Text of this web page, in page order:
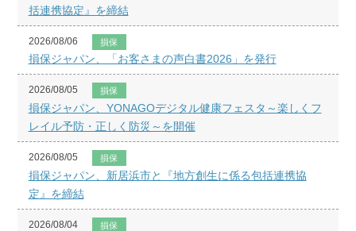
括連携協定』を締結
2026/08/06 損保
損保ジャパン、「お客さまの声白書2026」を発行
2026/08/05 損保
損保ジャパン、YONAGOデジタル健康フェスタ～楽しくフ
レイル予防・正しく防災～を開催
2026/08/05 損保
損保ジャパン、新居浜市と『地方創生に係る包括連携協
定』を締結
2026/08/04 損保